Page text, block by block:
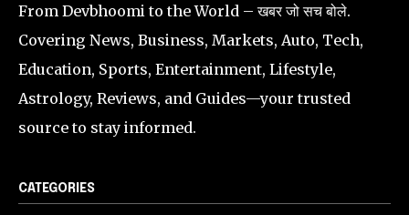
From Devbhoomi to the World – खबर जो सच बोले.
Covering News, Business, Markets, Auto, Tech,
Education, Sports, Entertainment, Lifestyle,
Astrology, Reviews, and Guides—your trusted
source to stay informed.
CATEGORIES